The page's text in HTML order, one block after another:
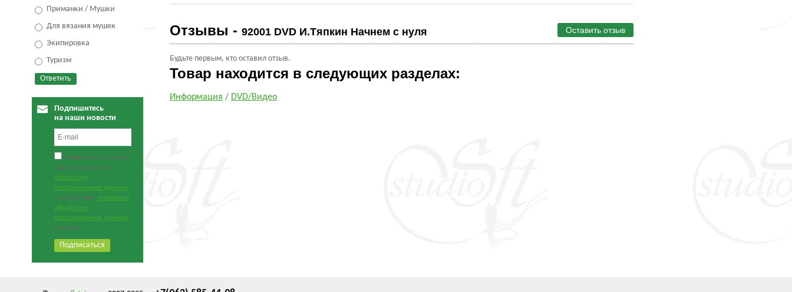
Приманки / Мушки
Для вязания мушек
Экипировка
Туризм
Подпишитесь
на наши новости
Нажимая на кнопку,
я даю согласие на
обработку
персональных данных.
С условиями политики
обработки
персональных данных
согласен.
Отзывы -92001 DVD И.Тяпкин Начнем с нуля Оставить отзыв
Будьте первым, кто оставил отзыв.
Товар находится в следующих разделах:
Информация / DVD/Видео